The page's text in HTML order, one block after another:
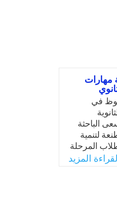
مهارات
في
الباحثة
لتنمية
المرحلة
من قبل
لقراءة المزيد